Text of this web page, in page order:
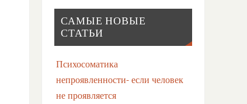
САМЫЕ НОВЫЕ
СТАТЬИ
Психосоматика
непроявленности- если человек
не проявляется